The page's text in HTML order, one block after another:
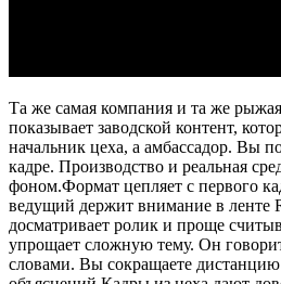
Та же самая компания и та же
показывает заводской контент,
начальник цеха, а амбассадор. Вы
кадре. Производство и реальная
фоном.​Формат цепляет с первого
ведущий держит внимание в ленте
досматривает ролик и проще
упрощает сложную тему. Он
словами. Вы сокращаете дистанцию